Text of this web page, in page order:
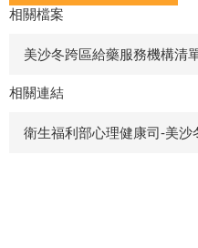
相關檔案
美沙冬跨區給藥服務機構清
相關連結
衛生福利部心理健康司-美沙